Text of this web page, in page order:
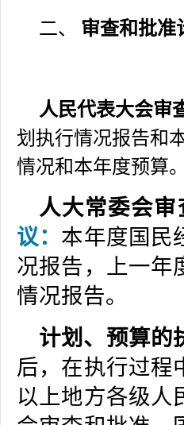
二、 审查和批准
人民代表大会审
划执行情况报告和
情况和本年度预算。
人大常委会
议： 本年度国民
况报告，上一年
情况报告。
计划、预算的
后，在执行过程
以上地方各级人